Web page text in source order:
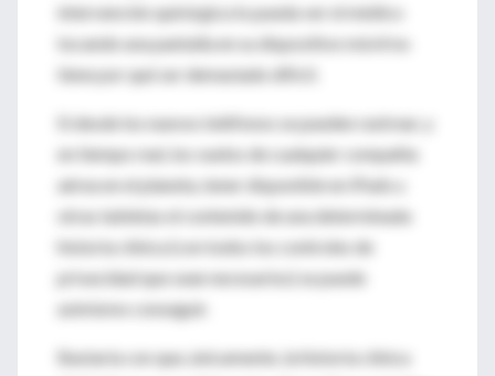
intervención quirúrgica lo pueda ver el médico
tocando una pantalla en su dispositivo móvil no
tiene por qué ser demasiado difícil.
Si desde los nuevos teléfonos se pueden rastrear, y
en tiempo real, los vuelos de cualquier compañía
aérea en el planeta, tener disponible en iPads u
otras tabletas el contenido de una determinada
historia clínica (con todos los controles de
privacidad que sean necesarios) se puede
asimismo conseguir.
Bastaría con que, únicamente, la historia clínica